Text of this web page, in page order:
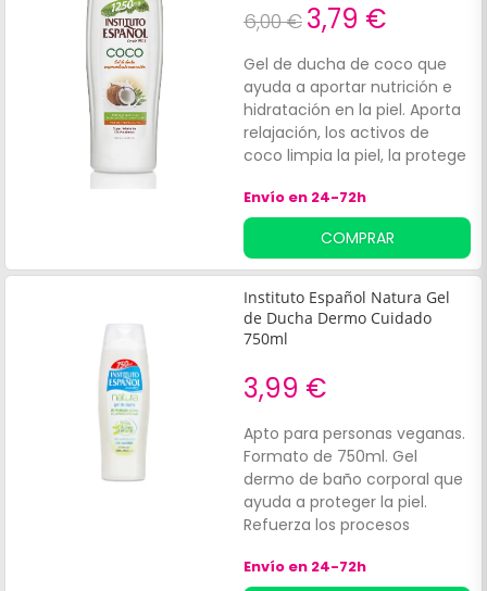
Corporal Perfumada 150ml +
Eau De Toilette Natural Spray
150ml + Gel De Ducha
Textura Suave 150ml.
6,00 € 3,79 €
Gel de ducha de coco que
ayuda a aportar nutrición e
hidratación en la piel. Aporta
relajación, los activos de
coco limpia la piel, la protege
Apto para personas veganas.
Formato de 1250ml.
Envío en 24-72h
COMPRAR
Instituto Español Natura Gel
de Ducha Dermo Cuidado
750ml
3,99 €
Apto para personas veganas.
Formato de 750ml. Gel
dermo de baño corporal que
ayuda a proteger la piel.
Refuerza los procesos
uso diario, baño o ducha y
Envío en 24-72h